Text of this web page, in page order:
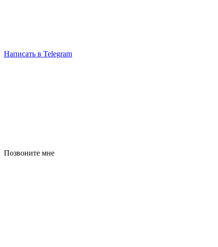
Написать в Telegram
Позвоните мне